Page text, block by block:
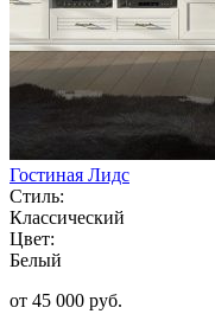
Гостиная Лидс
Стиль:
Классический
Цвет:
Белый
от 45 000 руб.